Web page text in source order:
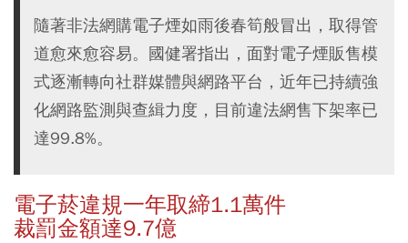
隨著非法網購電子煙如雨後春筍般冒出，取得管
道愈來愈容易。國健署指出，面對電子煙販售模
式逐漸轉向社群媒體與網路平台，近年已持續強
化網路監測與查緝力度，目前違法網售下架率已
達99.8%。
電子菸違規一年取締1.1萬件
裁罰金額達9.7億